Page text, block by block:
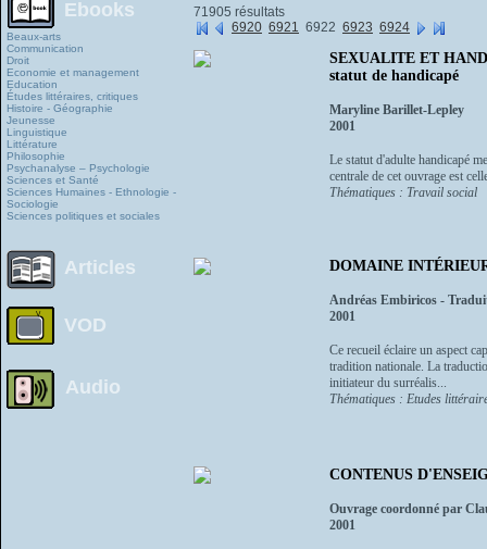
Ebooks
Beaux-arts
Communication
Droit
Economie et management
Education
Études littéraires, critiques
Histoire - Géographie
Jeunesse
Linguistique
Littérature
Philosophie
Psychanalyse – Psychologie
Sciences et Santé
Sciences Humaines - Ethnologie -
Sociologie
Sciences politiques et sociales
Articles
VOD
Audio
71905 résultats
6920 6921 6922 6923 6924
SEXUALITE ET
statut de handicapé
Maryline Barillet-Lepley
2001
Le statut d'adulte handicapé
centrale de cet ouvrage est
Thématiques : Travail social
DOMAINE
Andréas Embiricos -
2001
Ce recueil éclaire un aspect
tradition nationale. La
initiateur du surréalis...
Thématiques : Etudes
CONTENUS
Ouvrage coordonné par
2001